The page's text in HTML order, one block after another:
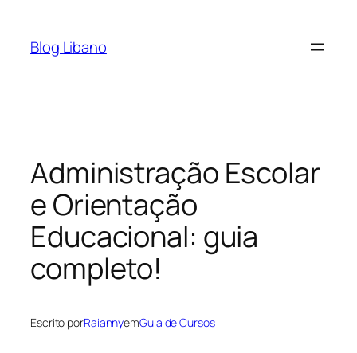
Blog Libano
Administração Escolar
e Orientação
Educacional: guia
completo!
Escrito porRaiannyemGuia de Cursos